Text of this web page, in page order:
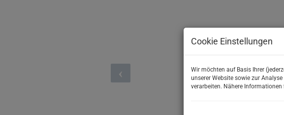
Cookie Einstellungen
Wir möchten auf Basis Ihrer
unserer Website sowie zur
verarbeiten. Nähere Informationen